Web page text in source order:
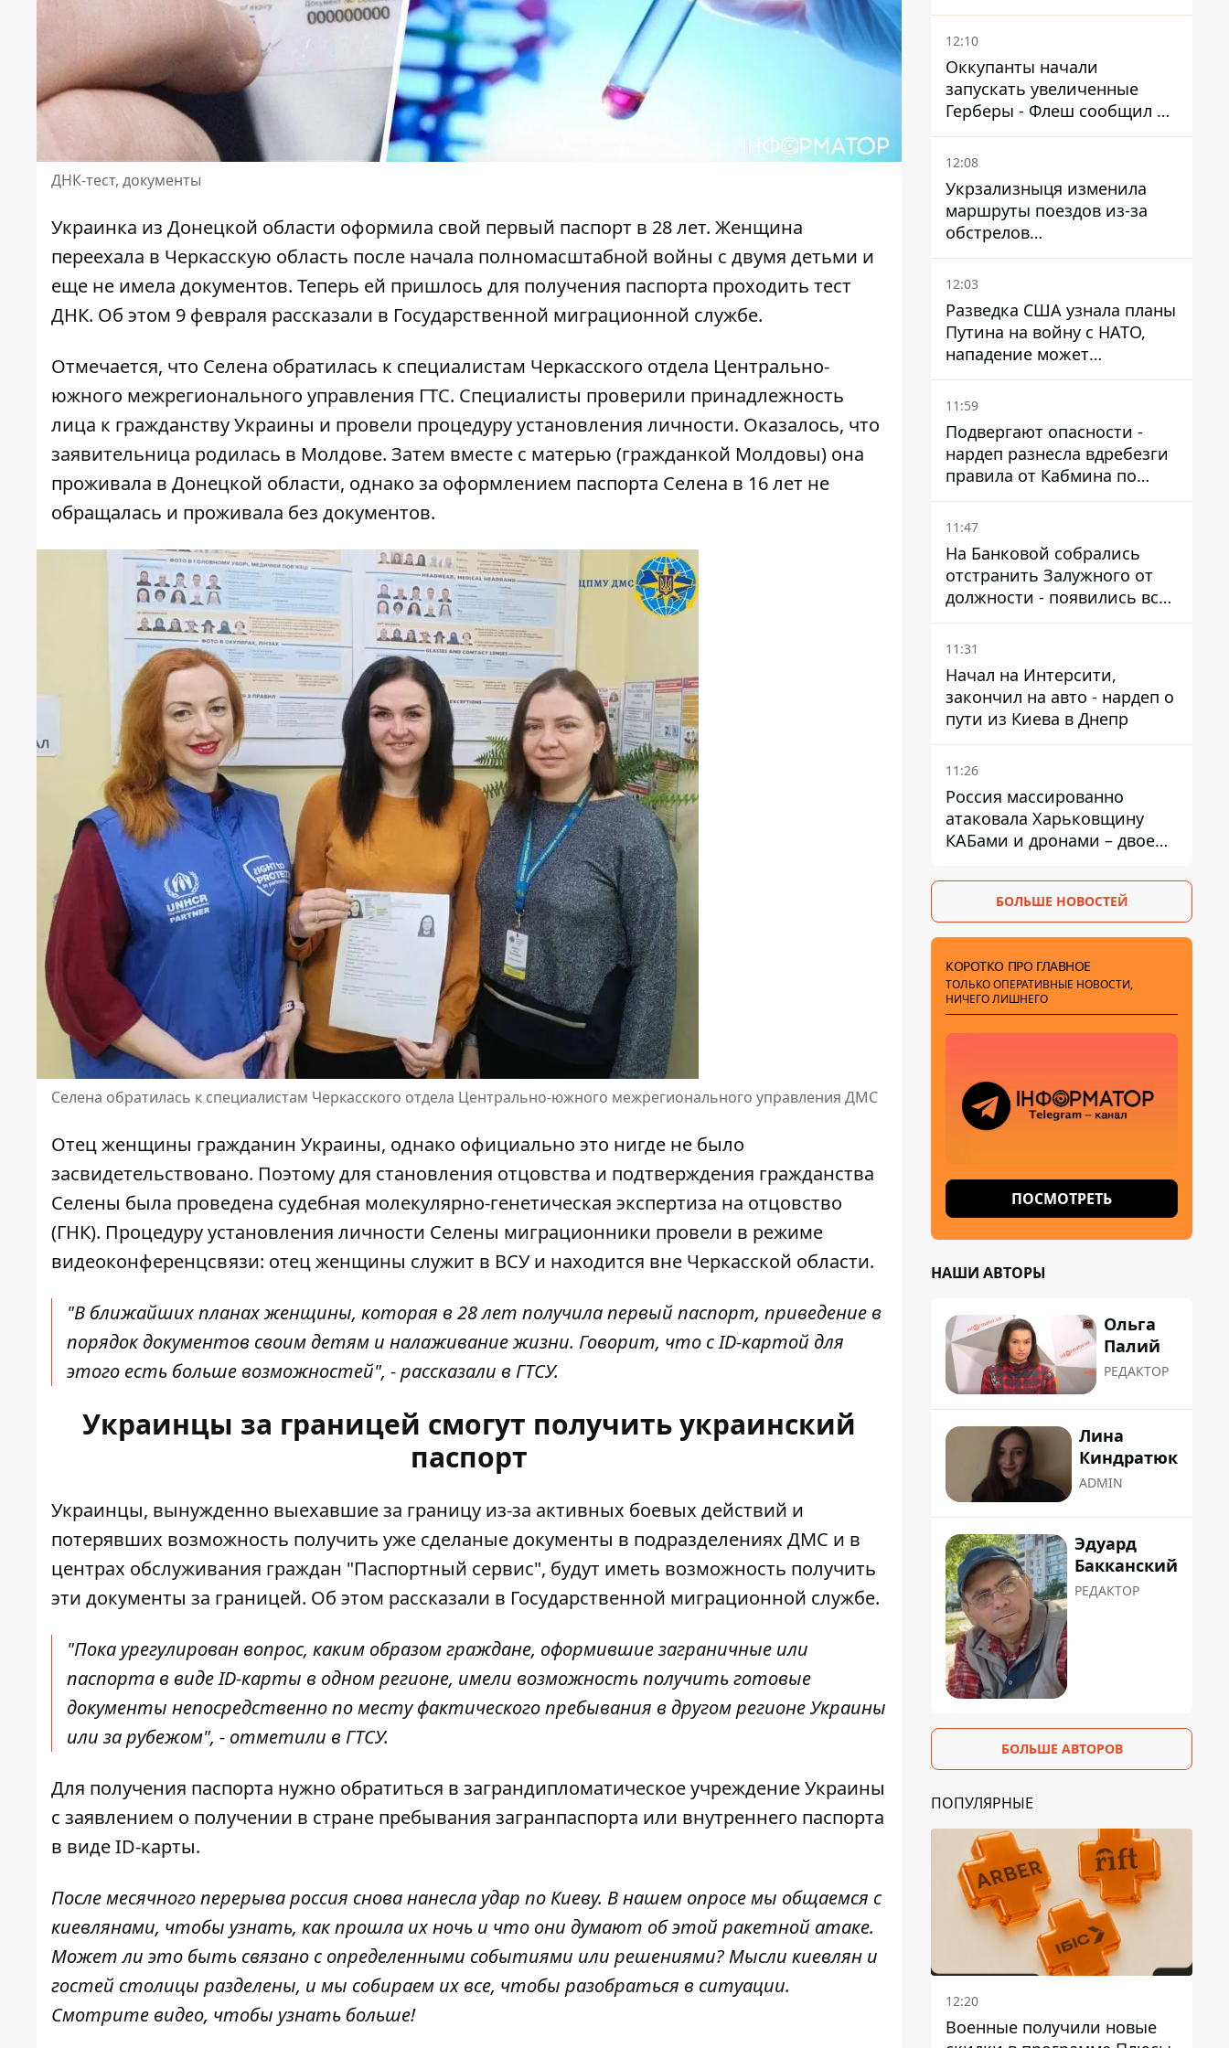
ДНК-тест, документы
Украинка из Донецкой области оформила свой первый паспорт в 28 лет. Женщина
переехала в Черкасскую область после начала полномасштабной войны с двумя детьми и
еще не имела документов. Теперь ей пришлось для получения паспорта проходить тест
ДНК. Об этом 9 февраля рассказали в Государственной миграционной службе.
Отмечается, что Селена обратилась к специалистам Черкасского отдела Центрально-
южного межрегионального управления ГТС. Специалисты проверили принадлежность
лица к гражданству Украины и провели процедуру установления личности. Оказалось, что
заявительница родилась в Молдове. Затем вместе с матерью (гражданкой Молдовы) она
проживала в Донецкой области, однако за оформлением паспорта Селена в 16 лет не
обращалась и проживала без документов.
Селена обратилась к специалистам Черкасского отдела Центрально-южного межрегионального управления ДМС
Отец женщины гражданин Украины, однако официально это нигде не было
засвидетельствовано. Поэтому для становления отцовства и подтверждения гражданства
Селены была проведена судебная молекулярно-генетическая экспертиза на отцовство
(ГНК). Процедуру установления личности Селены миграционники провели в режиме
видеоконференцсвязи: отец женщины служит в ВСУ и находится вне Черкасской области.
"В ближайших планах женщины, которая в 28 лет получила первый паспорт, приведение в
порядок документов своим детям и налаживание жизни. Говорит, что с ID-картой для
этого есть больше возможностей", - рассказали в ГТСУ.
Украинцы за границей смогут получить украинский
паспорт
Украинцы, вынужденно выехавшие за границу из-за активных боевых действий и
потерявших возможность получить уже сделаные документы в подразделениях ДМС и в
центрах обслуживания граждан "Паспортный сервис", будут иметь возможность получить
эти документы за границей. Об этом рассказали в Государственной миграционной службе.
"Пока урегулирован вопрос, каким образом граждане, оформившие заграничные или
паспорта в виде ID-карты в одном регионе, имели возможность получить готовые
документы непосредственно по месту фактического пребывания в другом регионе Украины
или за рубежом", - отметили в ГТСУ.
Для получения паспорта нужно обратиться в заграндипломатическое учреждение Украины
с заявлением о получении в стране пребывания загранпаспорта или внутреннего паспорта
в виде ID-карты.
После месячного перерыва россия снова нанесла удар по Киеву. В нашем опросе мы общаемся с
киевлянами, чтобы узнать, как прошла их ночь и что они думают об этой ракетной атаке.
Может ли это быть связано с определенными событиями или решениями? Мысли киевлян и
гостей столицы разделены, и мы собираем их все, чтобы разобраться в ситуации.
Смотрите видео, чтобы узнать больше!
составам КАБ врага
12:10
Оккупанты начали
запускать увеличенные
Герберы - Флеш сообщил о
новой модификации дрона
12:08
Укрзализныця изменила
маршруты поездов из-за
обстрелов
Днепропетровщины,
Харьковщины и Запорожья
12:03
Разведка США узнала планы
Путина на войну с НАТО,
нападение может
произойти осенью – в WSJ
раскрыли детали
11:59
Подвергают опасности -
нардеп разнесла вдребезги
правила от Кабмина по
хранению горючего
11:47
На Банковой собрались
отстранить Залужного от
должности - появились все
признаки
11:31
Начал на Интерсити,
закончил на авто - нардеп о
пути из Киева в Днепр
11:26
Россия массированно
атаковала Харьковщину
КАБами и дронами – двое
БОЛЬШЕ НОВОСТЕЙ
КОРОТКО ПРО ГЛАВНОЕ
ТОЛЬКО ОПЕРАТИВНЫЕ НОВОСТИ,
НИЧЕГО ЛИШНЕГО
ПОСМОТРЕТЬ
НАШИ АВТОРЫ
Ольга
Палий
РЕДАКТОР
Лина
Киндратюк
ADMIN
Эдуард
Бакканский
РЕДАКТОР
БОЛЬШЕ АВТОРОВ
ПОПУЛЯРНЫЕ
12:20
Военные получили новые